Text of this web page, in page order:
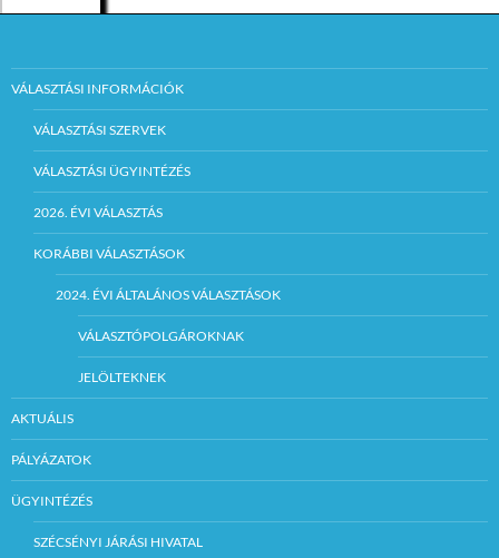
VÁLASZTÁSI INFORMÁCIÓK
VÁLASZTÁSI SZERVEK
VÁLASZTÁSI ÜGYINTÉZÉS
2026. ÉVI VÁLASZTÁS
KORÁBBI VÁLASZTÁSOK
2024. ÉVI ÁLTALÁNOS VÁLASZTÁSOK
VÁLASZTÓPOLGÁROKNAK
JELÖLTEKNEK
AKTUÁLIS
PÁLYÁZATOK
ÜGYINTÉZÉS
SZÉCSÉNYI JÁRÁSI HIVATAL